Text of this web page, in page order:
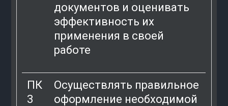
документов и оценивать
эффективность их
применения в своей
работе
ПК
3
Осуществлять правильное
оформление необходимой